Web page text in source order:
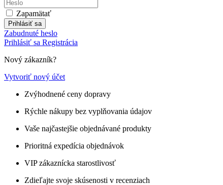
Zapamätať
Prihlásiť sa
Zabudnuté heslo
Prihlásiť sa Registrácia
Nový zákazník?
Vytvoriť nový účet
Zvýhodnené ceny dopravy
Rýchle nákupy bez vyplňovania údajov
Vaše najčastejšie objednávané produkty
Prioritná expedícia objednávok
VIP zákaznícka starostlivosť
Zdieľajte svoje skúsenosti v recenziach